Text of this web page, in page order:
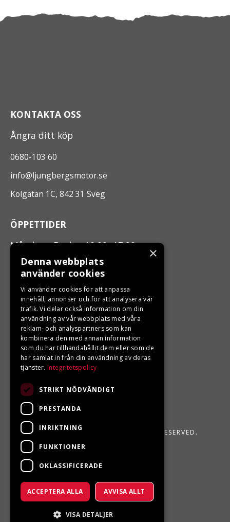
KONTAKTA OSS
Ångra ditt köp
0680-103 60
info@ljungbergsmotor.se
Kolgatan 1C, 842 31 Sveg
ÖPPETTIDER
Måndag - Fredag 10.00 -17.00
LJUNGBERGS MOTOR
Din BRP återförsäljare i Sveg!
LJUNGBERGS MOTOR 2026. ALL RIGHTS RESERVED.
POWERED BY EMPORI CMS
×
Denna webbplats
använder cookies
Vi använder cookies för att anpassa
innehåll, annonser och för att analysera vår
trafik. Vi delar också information om din
användning av vår webbplats med våra
reklam- och analyspartners som kan
kombinera den med annan information
som du har tillhandahållit dem eller som de
har samlat in från din användning av deras
tjänster. Integritetspolicy
STRIKT NÖDVÄNDIGT
PRESTANDA
INRIKTNING
FUNKTIONER
OKLASSIFICERADE
ACCEPTERA ALLA AVVISA ALLT
VISA DETALJER